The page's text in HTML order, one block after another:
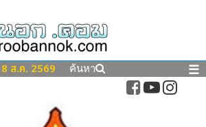
8 ส.ค. 2569 ค้นหา ☰